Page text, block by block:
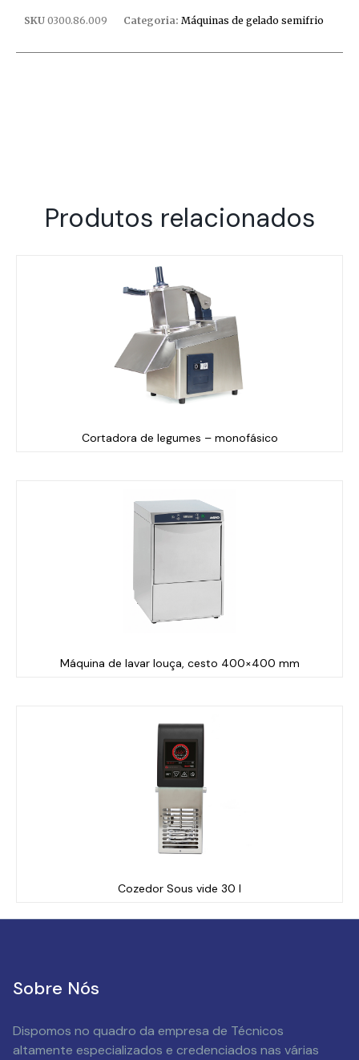
SKU 0300.86.009 Categoria: Máquinas de gelado semifrio
Produtos relacionados
Cortadora de legumes – monofásico
Máquina de lavar louça, cesto 400×400 mm
Cozedor Sous vide 30 l
Sobre Nós
Dispomos no quadro da empresa de Técnicos
altamente especializados e credenciados nas várias